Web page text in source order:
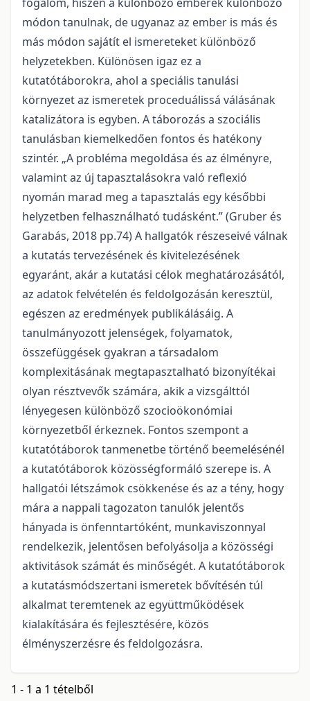
módon tanulnak, de ugyanaz az ember is más és
más módon sajátít el ismereteket különböző
helyzetekben. Különösen igaz ez a
kutatótáborokra, ahol a speciális tanulási
környezet az ismeretek proceduálissá válásának
katalizátora is egyben. A táborozás a szociális
tanulásban kiemelkedően fontos és hatékony
szintér. „A probléma megoldása és az élményre,
valamint az új tapasztalásokra való reflexió
nyomán marad meg a tapasztalás egy későbbi
helyzetben felhasználható tudásként.” (Gruber és
Garabás, 2018 pp.74) A hallgatók részeseivé válnak
a kutatás tervezésének és kivitelezésének
egyaránt, akár a kutatási célok meghatározásától,
az adatok felvételén és feldolgozásán keresztül,
egészen az eredmények publikálásáig. A
tanulmányozott jelenségek, folyamatok,
összefüggések gyakran a társadalom
komplexitásának megtapasztalható bizonyítékai
olyan résztvevők számára, akik a vizsgálttól
lényegesen különböző szocioökonómiai
környezetből érkeznek. Fontos szempont a
kutatótáborok tanmenetbe történő beemelésénél
a kutatótáborok közösségformáló szerepe is. A
hallgatói létszámok csökkenése és az a tény, hogy
mára a nappali tagozaton tanulók jelentős
hányada is önfenntartóként, munkaviszonnyal
rendelkezik, jelentősen befolyásolja a közösségi
aktivitások számát és minőségét. A kutatótáborok
a kutatásmódszertani ismeretek bővítésén túl
alkalmat teremtenek az együttműködések
kialakítására és fejlesztésére, közös
élményszerzésre és feldolgozásra.
1 - 1 a 1 tételből